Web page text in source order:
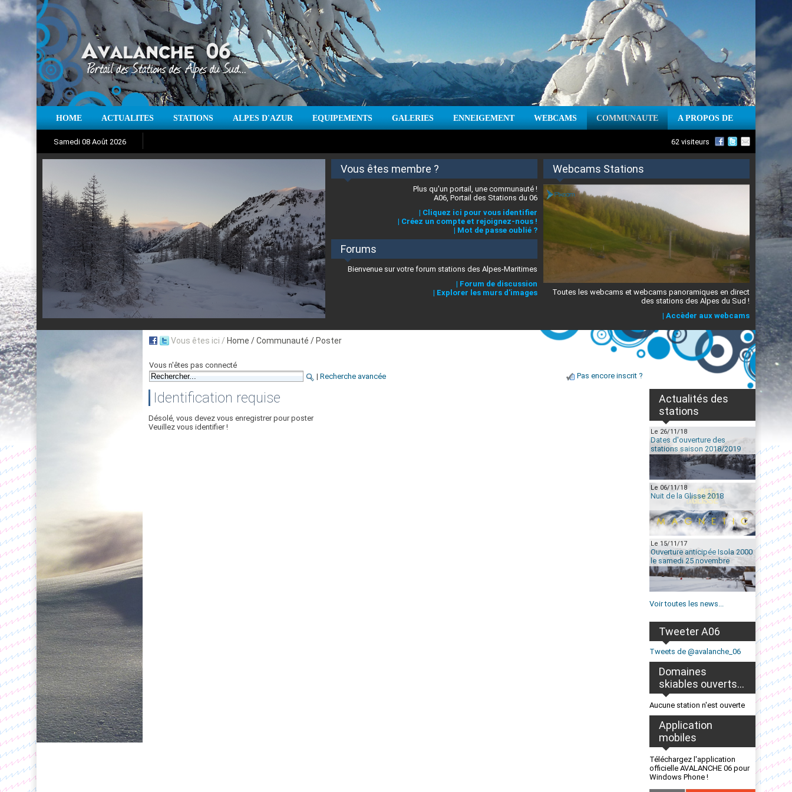
HOME ACTUALITES STATIONS ALPES D'AZUR EQUIPEMENTS GALERIES ENNEIGEMENT WEBCAMS COMMUNAUTE A PROPOS DE
Samedi 08 Août 2026
Aujourd'hui : T° Min :°CT° Max :°C |Prévisions météo pour les jours à venir
Suivez en direct l'actualité des stations des Alpes-Maritimes
62 visiteurs
Vous êtes membre ?
Plus qu'un portail, une communauté !
A06, Portail des Stations du 06
| Cliquez ici pour vous identifier
| Créez un compte et rejoignez-nous !
| Mot de passe oublié ?
Forums
Bienvenue sur votre forum stations des Alpes-Maritimes
| Forum de discussion
| Explorer les murs d'images
Webcams Stations
Toutes les webcams et webcams panoramiques en direct
des stations des Alpes du Sud !
| Accèder aux webcams
Vous êtes ici / Home / Communauté / Poster
Vous n'êtes pas connecté
| Recherche avancée Pas encore inscrit ?
Identification requise
Désolé, vous devez vous enregistrer pour poster
Veuillez vous identifier !
Actualités des
stations
Le 26/11/18
Dates d'ouverture des
stations saison 2018/2019
Le 06/11/18
Nuit de la Glisse 2018
Le 15/11/17
Ouverture anticipée Isola 2000
le samedi 25 novembre
Voir toutes les news...
Tweeter A06
Tweets de @avalanche_06
Domaines
skiables ouverts...
Aucune station n'est ouverte
Application
mobiles
Téléchargez l'application
officielle AVALANCHE 06 pour
Windows Phone !